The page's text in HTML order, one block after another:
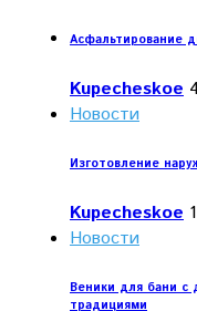
Асфальтирование
Kupecheskoe
Новости
Изготовление
Kupecheskoe
Новости
Веники для бани с
традициями